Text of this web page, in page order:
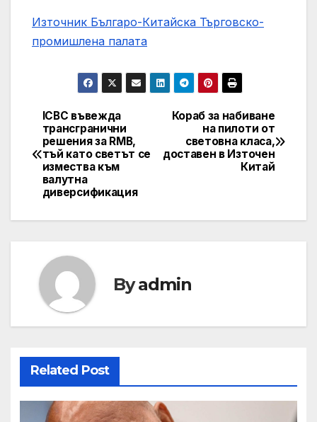
Източник Българо-Китайска Търговско-
промишлена палaта
Навигация
Кораб за набиване
на пилоти от
световна класа,
доставен в Източен
Китай
ICBC въвежда
трансгранични
решения за RMB,
тъй като светът се
измества към
валутна
диверсификация
Byadmin
Related Post